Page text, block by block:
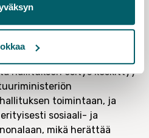
miten esityksen
käytännössä tulisi
ja/tai ammattipätevyyden
hallituksen esitys keskittyy
toimintaan, ja
sosiaali- ja
mikä herättää